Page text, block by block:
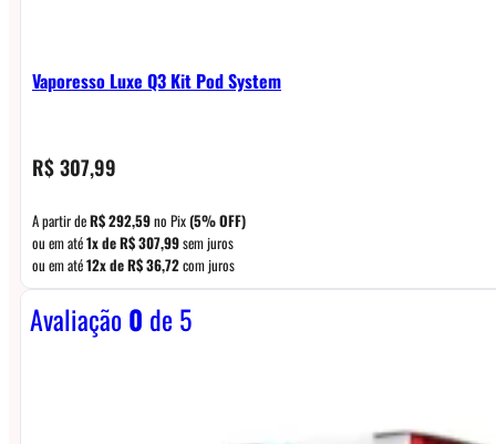
Vaporesso Luxe Q3 Kit Pod System
R$307,99
A partir deR$292,59no Pix(5% OFF)
ou em até1x deR$307,99sem juros
ou em até12x deR$36,72com juros
Avaliação0 de 5